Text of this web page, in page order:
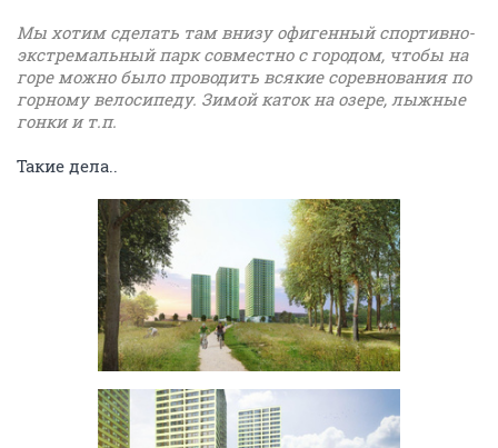
Мы хотим сделать там внизу офигенный спортивно-
экстремальный парк совместно с городом, чтобы на
горе можно было проводить всякие соревнования по
горному велосипеду. Зимой каток на озере, лыжные
гонки и т.п.
Такие дела..